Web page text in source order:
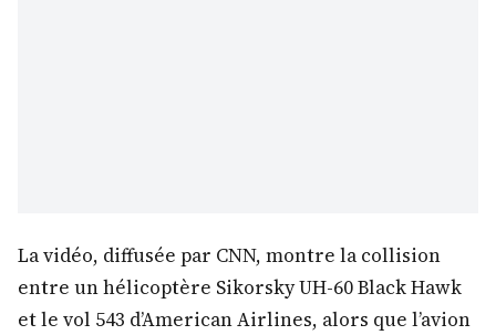
La vidéo, diffusée par CNN, montre la collision
entre un hélicoptère Sikorsky UH-60 Black Hawk
et le vol 543 d’American Airlines, alors que l’avion